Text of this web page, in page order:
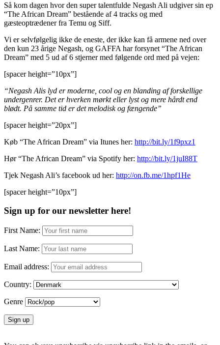
Så kom dagen hvor den super talentfulde Negash Ali udgiver sin ep
“The African Dream” bestående af 4 tracks og med
gæsteoptrædener fra Temu og Siff.
Vi er selvfølgelig ikke de eneste, der ikke kan få armene ned over
den kun 23 årige Negash, og GAFFA har forsynet “The African
Dream” med 5 ud af 6 stjerner med følgende ord med på vejen:
[spacer height=”10px”]
“Negash Alis lyd er moderne, cool og en blanding af forskellige
undergenrer. Det er hverken mørkt eller lyst og mere hårdt end
blødt. På samme tid er det melodisk og fængende”
[spacer height=”20px”]
Køb “The African Dream” via Itunes her: http://bit.ly/1f9pxz1
Hør “The African Dream” via Spotify her: http://bit.ly/1juI88T
Tjek Negash Ali’s facebook ud her: http://on.fb.me/1hpf1He
[spacer height=”10px”]
Sign up for our newsletter here!
First Name:
Last Name:
Email address:
Country:
Genre